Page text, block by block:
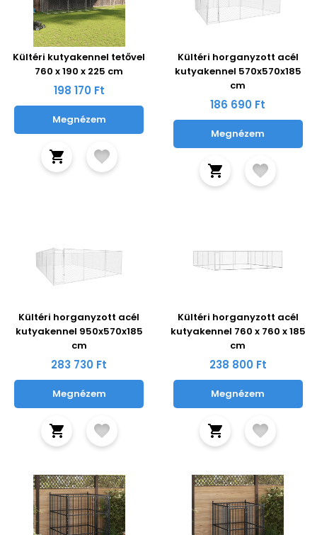
Kültéri kutyakennel tetővel
760 x 190 x 225 cm
198 170 Ft
Megnézem
Kültéri horganyzott acél
kutyakennel 570x570x185
cm
186 690 Ft
Megnézem
Kültéri horganyzott acél
kutyakennel 950x570x185
cm
283 730 Ft
Megnézem
Kültéri horganyzott acél
kutyakennel 760 x 760 x 185
cm
238 800 Ft
Megnézem